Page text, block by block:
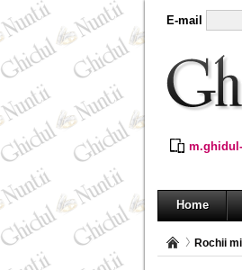
E-mail
Home
Rochii